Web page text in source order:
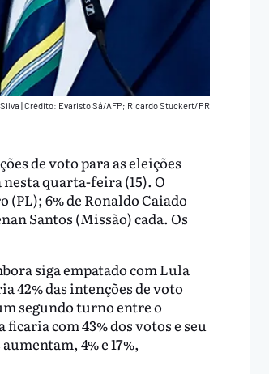
|Crédito: Evaristo Sá/AFP; Ricardo Stuckert/PR
de voto para as eleições
quarta-feira (15). O
(PL); 6% de Ronaldo Caiado
Santos (Missão) cada. Os
siga empatado com Lula
42% das intenções de voto
segundo turno entre o
com 43% dos votos e seu
4% e 17%,